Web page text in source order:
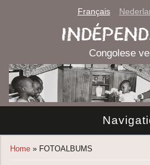
Français
Congolese
You are here
Home » FOTOALBUMS